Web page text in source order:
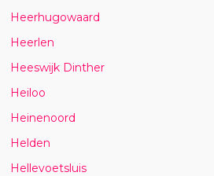
Heerhugowaard
Heerlen
Heeswijk Dinther
Heiloo
Heinenoord
Helden
Hellevoetsluis